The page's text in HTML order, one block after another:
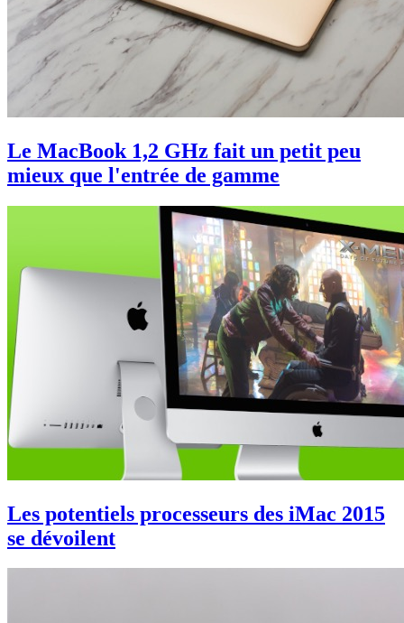
Le MacBook 1,2 GHz fait un petit peu
mieux que l'entrée de gamme
Les potentiels processeurs des iMac 2015
se dévoilent